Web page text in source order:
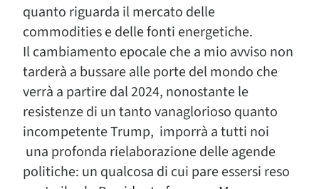
quanto riguarda il mercato delle
commodities e delle fonti energetiche.
Il cambiamento epocale che a mio avviso non
tarderà a bussare alle porte del mondo che
verrà a partire dal 2024, nonostante le
resistenze di un tanto vanaglorioso quanto
incompetente Trump, imporrà a tutti noi
una profonda rielaborazione delle agende
politiche: un qualcosa di cui pare essersi reso